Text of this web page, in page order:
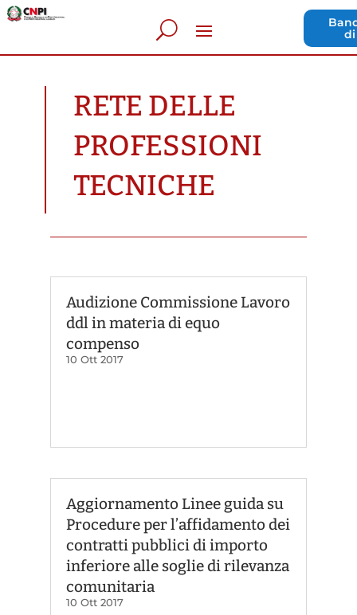
RETE DELLE
PROFESSIONI
TECNICHE
Audizione Commissione Lavoro
ddl in materia di equo
compenso
10 Ott 2017
Aggiornamento Linee guida su
Procedure per l’affidamento dei
contratti pubblici di importo
inferiore alle soglie di rilevanza
comunitaria
10 Ott 2017